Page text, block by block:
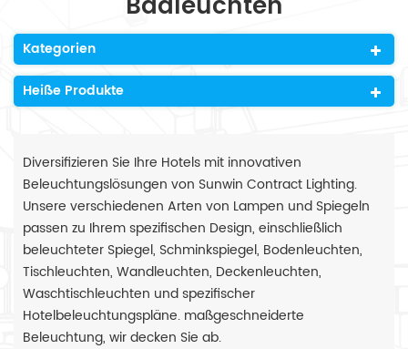
Kategorien
Heiße Produkte
Diversifizieren Sie Ihre Hotels mit innovativen
Beleuchtungslösungen von Sunwin Contract Lighting.
Unsere verschiedenen Arten von Lampen und Spiegeln
passen zu Ihrem spezifischen Design, einschließlich
beleuchteter Spiegel, Schminkspiegel, Bodenleuchten,
Tischleuchten, Wandleuchten, Deckenleuchten,
Waschtischleuchten und spezifischer
Hotelbeleuchtungspläne. maßgeschneiderte
Beleuchtung, wir decken Sie ab.